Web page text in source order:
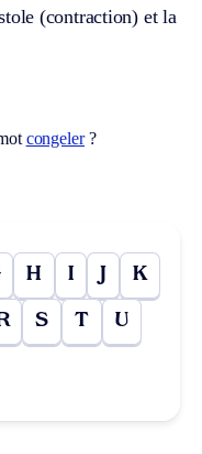
(contraction) et la
congeler?
H I J K
S T U